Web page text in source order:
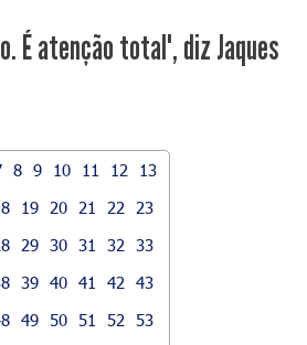
É atenção total", diz Jaques
8 9 10 11 12
13
19 20 21 22
23
29 30 31 32
33
39 40 41 42
43
49 50 51 52
53